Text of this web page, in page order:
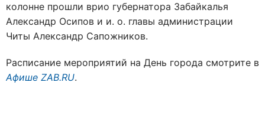
колонне прошли врио губернатора Забайкалья
Александр Осипов и и. о. главы администрации
Читы Александр Сапожников.
Расписание мероприятий на День города смотрите в
Афише ZAB.RU.